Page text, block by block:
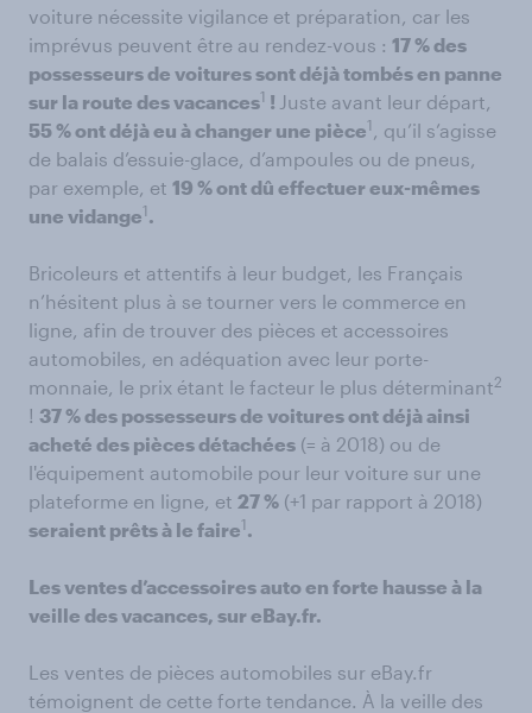
voiture nécessite vigilance et préparation, car les
imprévus peuvent être au rendez-vous : 17 % des
possesseurs de voitures sont déjà tombés en panne
sur la route des vacances1 ! Juste avant leur départ,
55 % ont déjà eu à changer une pièce1 , qu’il s’agisse
de balais d’essuie-glace, d’ampoules ou de pneus,
par exemple, et 19 % ont dû effectuer eux-mêmes
une vidange1 .
Bricoleurs et attentifs à leur budget, les Français
n’hésitent plus à se tourner vers le commerce en
ligne, afin de trouver des pièces et accessoires
automobiles, en adéquation avec leur porte-
monnaie, le prix étant le facteur le plus déterminant2
! 37 % des possesseurs de voitures ont déjà ainsi
acheté des pièces détachées (= à 2018) ou de
l'équipement automobile pour leur voiture sur une
plateforme en ligne, et 27 % (+1 par rapport à 2018)
seraient prêts à le faire1 .
Les ventes d’accessoires auto en forte hausse à la
veille des vacances, sur eBay.fr.
Les ventes de pièces automobiles sur eBay.fr
témoignent de cette forte tendance. À la veille des